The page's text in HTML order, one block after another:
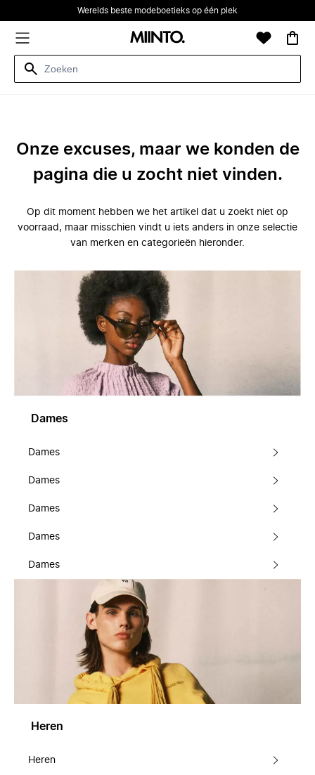
Werelds beste modeboetieks op één plek
Onze excuses, maar we konden de
pagina die u zocht niet vinden.
Op dit moment hebben we het artikel dat u zoekt niet op
voorraad, maar misschien vindt u iets anders in onze selectie
van merken en categorieën hieronder.
Dames
Dames
Dames
Dames
Dames
Dames
Heren
Heren